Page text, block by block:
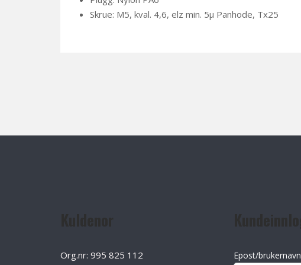
Skrue: M5, kval. 4,6, elz min. 5µ Panhode, Tx25
Org.nr: 995 825 112
Epost/brukernavn